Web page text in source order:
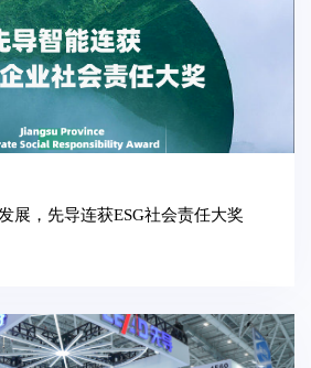
展，先导连获ESG社会责任大奖